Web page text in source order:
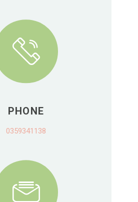
PHONE
0359341138